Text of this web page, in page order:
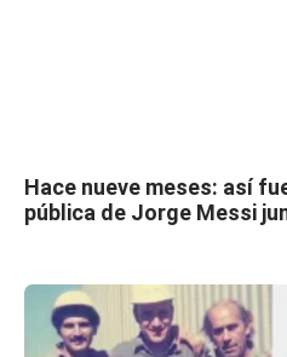
Hace nueve meses: así
pública de Jorge Messi